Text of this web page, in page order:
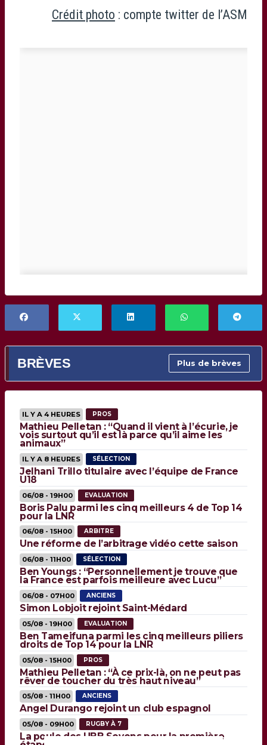
Crédit photo : compte twitter de l’ASM
BRÈVES Plus de brèves
IL Y A 4 HEURES PROS
Mathieu Pelletan : “Quand il vient à l’écurie, je
vois surtout qu’il est là parce qu’il aime les
animaux”
IL Y A 8 HEURES SÉLECTION
Jelhani Trillo titulaire avec l’équipe de France
U18
06/08 - 19H00 EVALUATION
Boris Palu parmi les cinq meilleurs 4 de Top 14
pour la LNR
06/08 - 15H00 ARBITRE
Une réforme de l’arbitrage vidéo cette saison
06/08 - 11H00 SÉLECTION
Ben Youngs : “Personnellement je trouve que
la France est parfois meilleure avec Lucu”
06/08 - 07H00 ANCIENS
Simon Lobjoit rejoint Saint-Médard
05/08 - 19H00 EVALUATION
Ben Tameifuna parmi les cinq meilleurs piliers
droits de Top 14 pour la LNR
05/08 - 15H00 PROS
Mathieu Pelletan : “À ce prix-là, on ne peut pas
rêver de toucher du très haut niveau”
05/08 - 11H00 ANCIENS
Angel Durango rejoint un club espagnol
05/08 - 09H00 RUGBY À 7
La poule des UBB Sevens pour la première